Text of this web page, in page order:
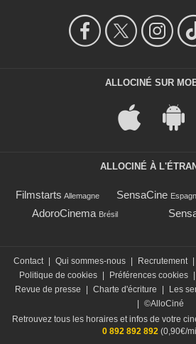
ALLOCINÉ SUR
ALLOCINÉ À
Filmstarts Allemagne SensaCine
AdoroCinema Brésil
Contact Qui sommes-nous Recrutement
Politique de cookies
Préférences cookies
Revue de presse
Charte d'écriture Les
©AlloCiné
Retrouvez tous les horaires et infos de votre
0 892 892 892(0,90€/